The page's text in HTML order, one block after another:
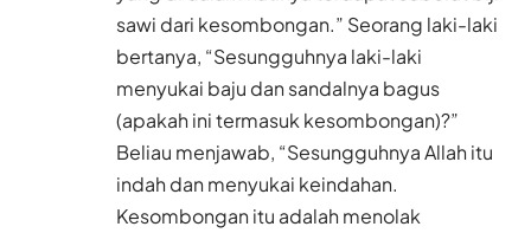
sawi dari kesombongan.” Seorang laki-laki
bertanya, “Sesungguhnya laki-laki
menyukai baju dan sandalnya bagus
(apakah ini termasuk kesombongan)?”
Beliau menjawab, “Sesungguhnya Allah itu
indah dan menyukai keindahan.
Kesombongan itu adalah menolak